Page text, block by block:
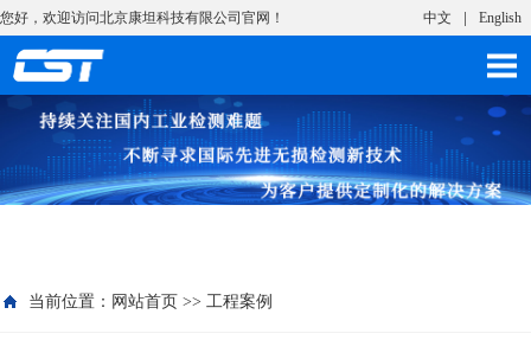
您好，欢迎访问北京康坦科技有限公司官网！ 中文 English
当前位置： 网站首页 >> 工程案例